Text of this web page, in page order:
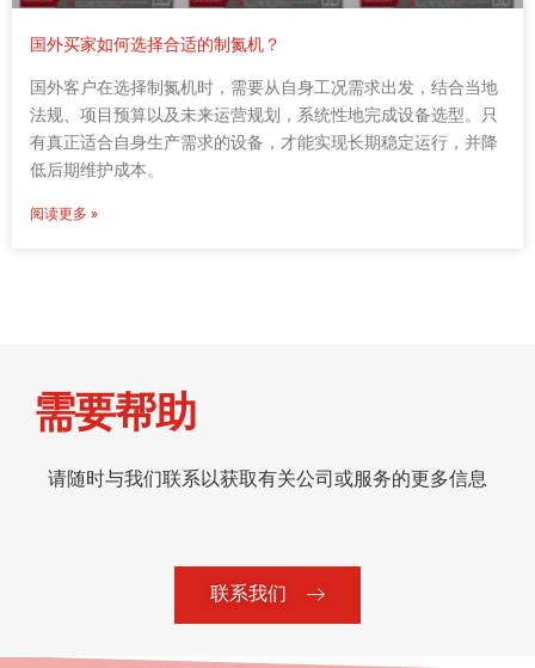
国外买家如何选择合适的制氮机？
国外客户在选择制氮机时，需要从自身工况需求出发，结合当地
法规、项目预算以及未来运营规划，系统性地完成设备选型。只
有真正适合自身生产需求的设备，才能实现长期稳定运行，并降
低后期维护成本。
阅读更多 »
需要帮助
请随时与我们联系以获取有关公司或服务的更多信息
联系我们